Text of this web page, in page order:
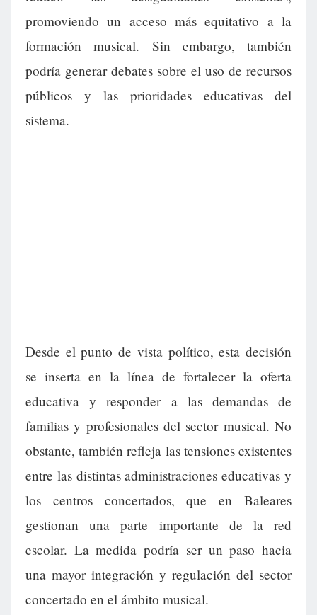
promoviendo un acceso más equitativo a la
formación musical. Sin embargo, también
podría generar debates sobre el uso de recursos
públicos y las prioridades educativas del
sistema.
Desde el punto de vista político, esta decisión
se inserta en la línea de fortalecer la oferta
educativa y responder a las demandas de
familias y profesionales del sector musical. No
obstante, también refleja las tensiones existentes
entre las distintas administraciones educativas y
los centros concertados, que en Baleares
gestionan una parte importante de la red
escolar. La medida podría ser un paso hacia
una mayor integración y regulación del sector
concertado en el ámbito musical.